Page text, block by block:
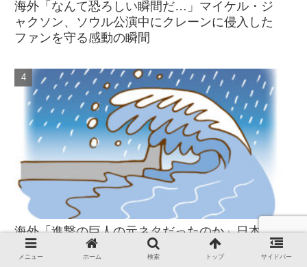
海外「なんて恐ろしい瞬間だ…」マイケル・ジ
ャクソン、ソウル公演中にクレーンに侵入した
ファンを守る感動の瞬間
海外「進撃の巨人の元ネタだったのか」日本の
巨大津波防壁に世界が反応！
メニュー ホーム 検索 トップ サイドバー